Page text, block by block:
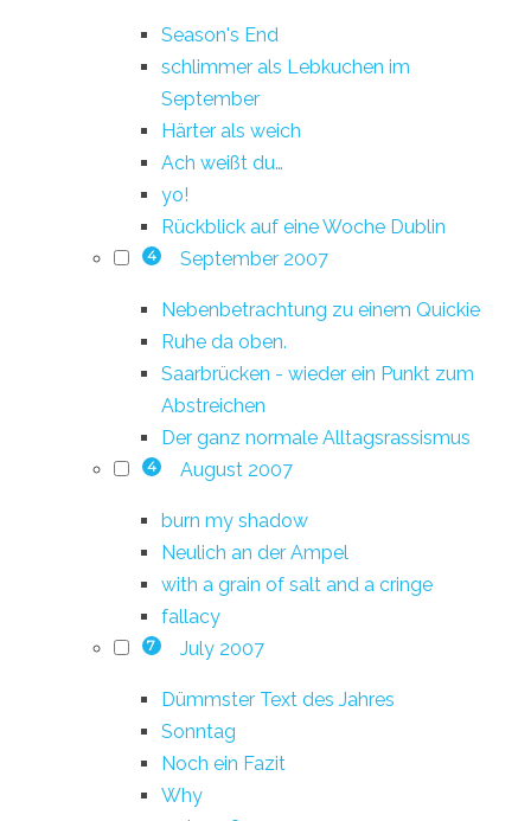
Season's End
schlimmer als Lebkuchen im
September
Härter als weich
Ach weißt du…
yo!
Rückblick auf eine Woche Dublin
4 September 2007
Nebenbetrachtung zu einem Quickie
Ruhe da oben.
Saarbrücken - wieder ein Punkt zum
Abstreichen
Der ganz normale Alltagsrassismus
4 August 2007
burn my shadow
Neulich an der Ampel
with a grain of salt and a cringe
fallacy
7 July 2007
Dümmster Text des Jahres
Sonntag
Noch ein Fazit
Why